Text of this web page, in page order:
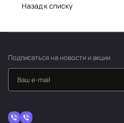
Назад к списку
Подписаться на новости и акции